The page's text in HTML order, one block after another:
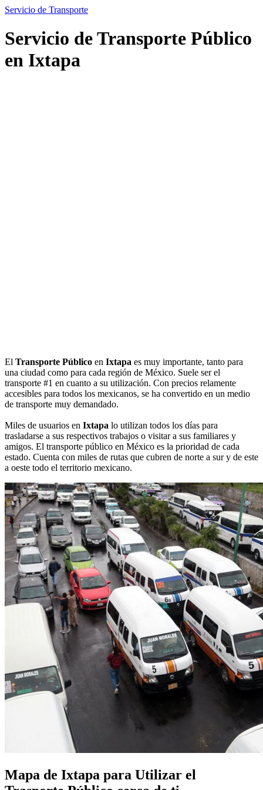
Servicio de Transporte
Servicio de Transporte Público
en Ixtapa
El Transporte Público en Ixtapa es muy importante, tanto para
una ciudad como para cada región de México. Suele ser el
transporte #1 en cuanto a su utilización. Con precios relamente
accesibles para todos los mexicanos, se ha convertido en un medio
de transporte muy demandado.
Miles de usuarios en Ixtapa lo utilizan todos los días para
trasladarse a sus respectivos trabajos o visitar a sus familiares y
amigos. El transporte público en México es la prioridad de cada
estado. Cuenta con miles de rutas que cubren de norte a sur y de este
a oeste todo el territorio mexicano.
Mapa de Ixtapa para Utilizar el